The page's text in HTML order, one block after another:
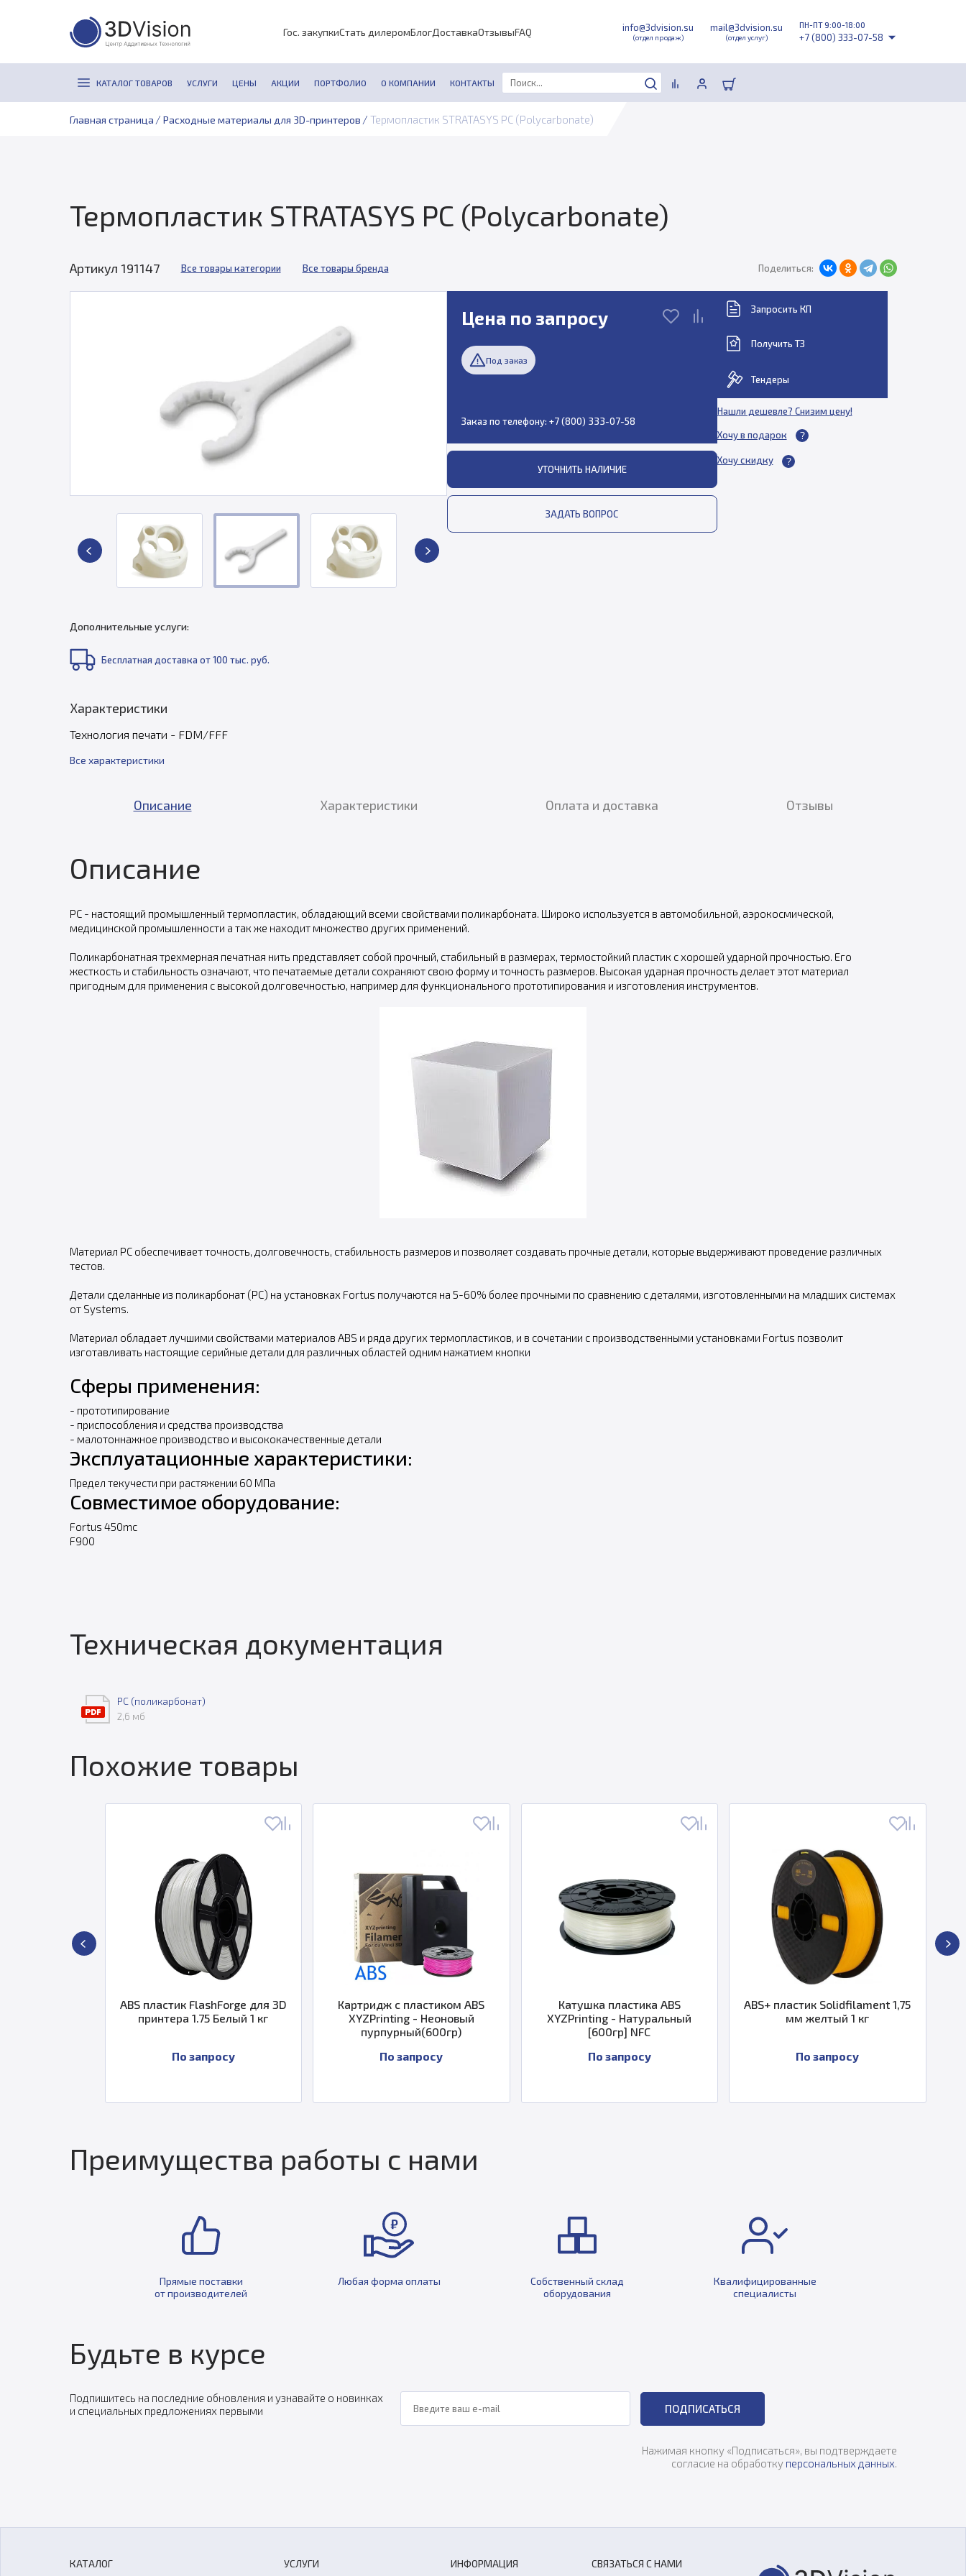
Гос. закупкиСтать дилеромБлогДоставкаОтзывыFAQ info@3dvision.su
(отдел продаж)
mail@3dvision.su
(отдел услуг)
ПН-ПТ 9:00-18:00
+7 (800) 333-07-58
КАТАЛОГ ТОВАРОВ УСЛУГИ ЦЕНЫ АКЦИИ ПОРТФОЛИО О КОМПАНИИ КОНТАКТЫ
Главная страница / Расходные материалы для 3D-принтеров / Термопластик STRATASYS PC (Polycarbonate)
Термопластик STRATASYS PC (Polycarbonate)
Артикул 191147 Все товары категории Все товары бренда Поделиться:
Цена по запросу
Под заказ
Заказ по телефону: +7 (800) 333-07-58
УТОЧНИТЬ НАЛИЧИЕ
ЗАДАТЬ ВОПРОС
Запросить КП
Получить ТЗ
Тендеры
Нашли дешевле? Снизим цену!
Хочу в подарок
Хочу скидку
Дополнительные услуги:
Бесплатная доставка от 100 тыс. руб.
Характеристики
Технология печати - FDM/FFF
Все характеристики
Описание Характеристики Оплата и доставка Отзывы
Описание
PC - настоящий промышленный термопластик, обладающий всеми свойствами поликарбоната. Широко используется в автомобильной, аэрокосмической,
медицинской промышленности а так же находит множество других применений.
Поликарбонатная трехмерная печатная нить представляет собой прочный, стабильный в размерах, термостойкий пластик с хорошей ударной прочностью. Его
жесткость и стабильность означают, что печатаемые детали сохраняют свою форму и точность размеров. Высокая ударная прочность делает этот материал
пригодным для применения с высокой долговечностью, например для функционального прототипирования и изготовления инструментов.
Материал PC обеспечивает точность, долговечность, стабильность размеров и позволяет создавать прочные детали, которые выдерживают проведение различных
тестов.
Детали сделанные из поликарбонат (PC) на установках Fortus получаются на 5-60% более прочными по сравнению с деталями, изготовленными на младших системах
от Systems.
Материал обладает лучшими свойствами материалов ABS и ряда других термопластиков, и в сочетании с производственными установками Fortus позволит
изготавливать настоящие серийные детали для различных областей одним нажатием кнопки
Сферы применения:
- прототипирование
- приспособления и средства производства
- малотоннажное производство и высококачественные детали
Эксплуатационные характеристики:
Предел текучести при растяжении 60 МПа
Совместимое оборудование:
Fortus 450mc
F900
Техническая документация
PC (поликарбонат)
2,6 мб
Похожие товары
ABS пластик FlashForge для 3D
принтера 1.75 Белый 1 кг
Картридж с пластиком ABS
XYZPrinting - Неоновый
пурпурный(600гр)
Катушка пластика ABS
XYZPrinting - Натуральный
ABS+ пластик Solidfilament 1,75
Термопластик
Преимущества работы с нами
Прямые поставки
от производителей
Любая форма оплаты
Собственный склад
оборудования
Квалифицированные
специалисты
Будьте в курсе
Подпишитесь на последние обновления и узнавайте о новинках
и специальных предложениях первыми
ПОДПИСАТЬСЯ
Нажимая кнопку «Подписаться», вы подтверждаете
согласие на обработку персональных данных.
КАТАЛОГ УСЛУГИ ИНФОРМАЦИЯ СВЯЗАТЬСЯ С НАМИ